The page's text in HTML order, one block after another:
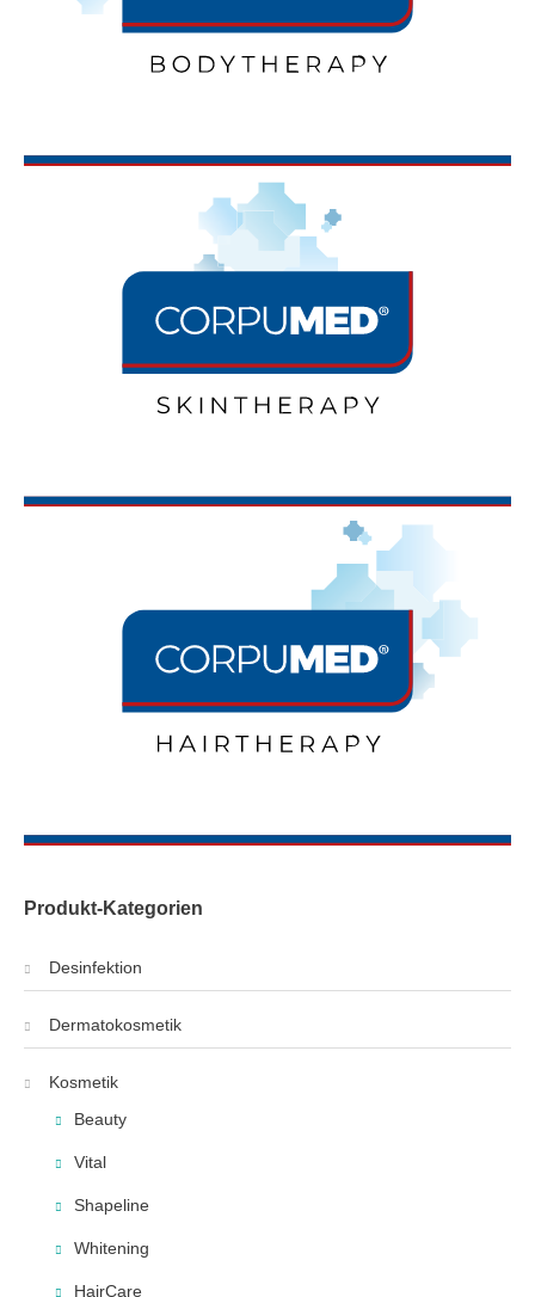
Produkt-Kategorien
Desinfektion
Dermatokosmetik
Kosmetik
Beauty
Vital
Shapeline
Whitening
HairCare